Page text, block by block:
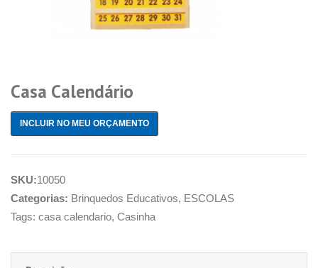
Casa Calendário
INCLUIR NO MEU ORÇAMENTO
SKU:10050
Categorias: Brinquedos Educativos, ESCOLAS
Tags: casa calendario, Casinha